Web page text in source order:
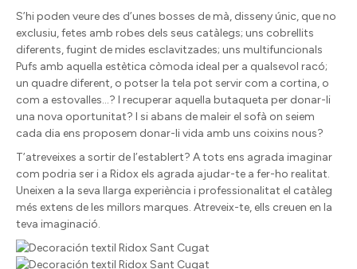
S’hi poden veure des d’unes bosses de mà, disseny únic, que no
exclusiu, fetes amb robes dels seus catàlegs; uns cobrellits
diferents, fugint de mides esclavitzades; uns multifuncionals
Pufs amb aquella estètica còmoda ideal per a qualsevol racó;
un quadre diferent, o potser la tela pot servir com a cortina, o
com a estovalles…? I recuperar aquella butaqueta per donar-li
una nova oportunitat? I si abans de maleir el sofà on seiem
cada dia ens proposem donar-li vida amb uns coixins nous?
T’atreveixes a sortir de l’establert? A tots ens agrada imaginar
com podria ser i a Ridox els agrada ajudar-te a fer-ho realitat.
Uneixen a la seva llarga experiència i professionalitat el catàleg
més extens de les millors marques. Atreveix-te, ells creuen en la
teva imaginació.